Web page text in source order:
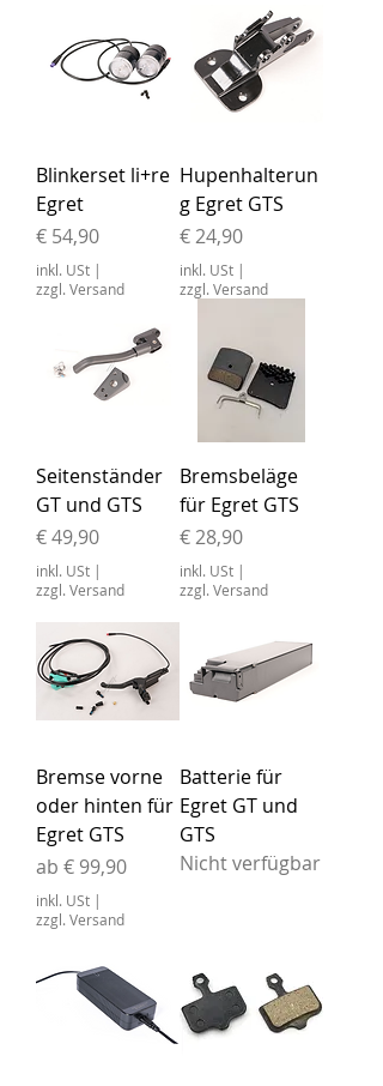
Blinkerset li+re
Egret
Preis
€ 54,90
inkl. USt |
zzgl. Versand
Hupenhalterun
g Egret GTS
Preis
€ 24,90
inkl. USt |
zzgl. Versand
Seitenständer
GT und GTS
Preis
€ 49,90
inkl. USt |
zzgl. Versand
Bremsbeläge
für Egret GTS
Preis
€ 28,90
inkl. USt |
zzgl. Versand
Bremse vorne
oder hinten für
Egret GTS
ab € 99,90
Sale-Preis
inkl. USt |
zzgl. Versand
Batterie für
Egret GT und
GTS
Nicht verfügbar